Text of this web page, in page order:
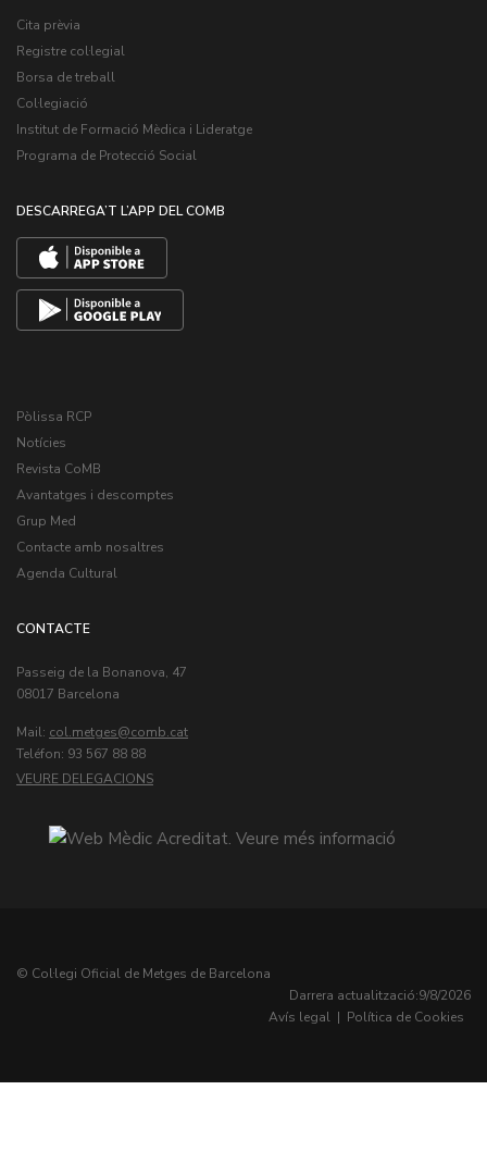
Cita prèvia
Registre col·legial
Borsa de treball
Col·legiació
Institut de Formació Mèdica i Lideratge
Programa de Protecció Social
DESCARREGA’T L’APP DEL COMB
Pòlissa RCP
Notícies
Revista CoMB
Avantatges i descomptes
Grup Med
Contacte amb nosaltres
Agenda Cultural
CONTACTE
Passeig de la Bonanova, 47
08017 Barcelona
Mail: col.metges
Teléfon: 93 567 88 88
VEURE DELEGACIONS
© Col·legi Oficial de Metges de Barcelona
Darrera actualització:9/8/2026
Avís legal | Política de Cookies